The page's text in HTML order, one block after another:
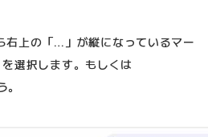
上の「…」が縦になっているマー
選択します。もしくは